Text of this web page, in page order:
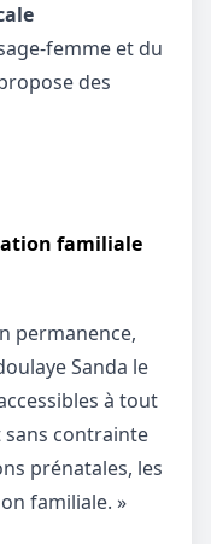
femme et du
des
familiale
permanence,
Sanda le
à tout
sans contrainte
prénatales, les
familiale. »